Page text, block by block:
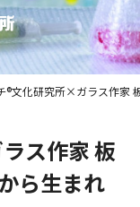
®文化研究所×ガラス作家
ス作家 板
ら生まれ